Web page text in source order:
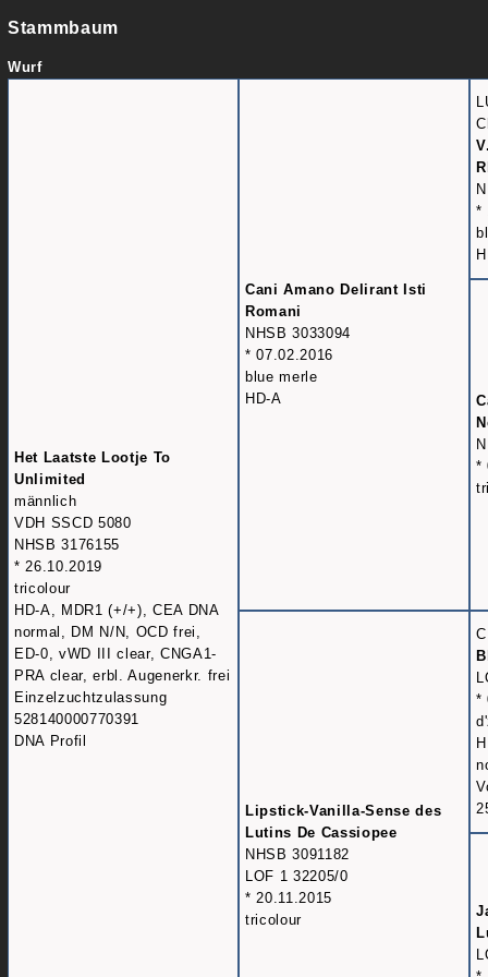
Stammbaum
Wurf
Het Laatste Lootje To
Unlimited
männlich
VDH SSCD 5080
NHSB 3176155
* 26.10.2019
tricolour
HD-A, MDR1 (+/+), CEA DNA
normal, DM N/N, OCD frei,
ED-0, vWD III clear, CNGA1-
PRA clear, erbl. Augenerkr. frei
Einzelzuchtzulassung
528140000770391
DNA Profil
Cani Amano Delirant Isti
Romani
NHSB 3033094
* 07.02.2016
blue merle
HD-A
*
*
Lipstick-Vanilla-Sense des
Lutins De Cassiopee
NHSB 3091182
LOF 1 32205/0
* 20.11.2015
tricolour
*